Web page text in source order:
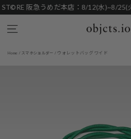
to
content
ニュースレター登録で
Home / スマホショルダー / ウォレットバッグ ワイド